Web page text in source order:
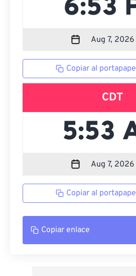
Copiar al
CDT
Copiar al
Copiar enlace